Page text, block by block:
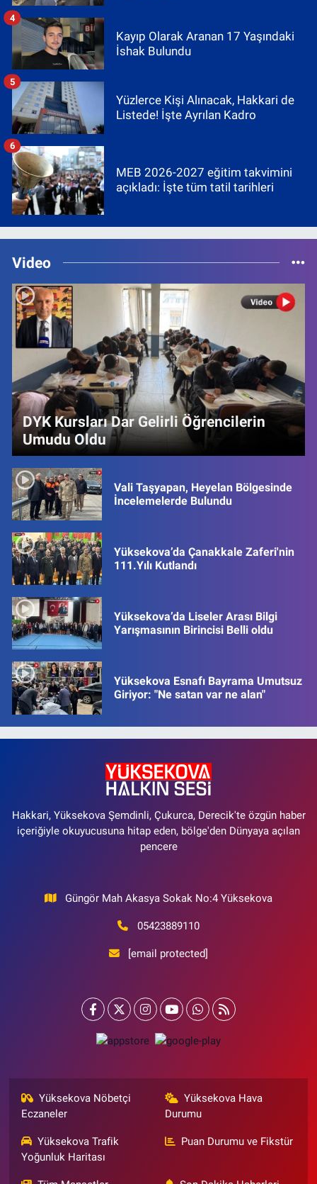
Kayıp Olarak Aranan 17 Yaşındaki
İshak Bulundu
4
Yüzlerce Kişi Alınacak, Hakkari de
Listede! İşte Ayrılan Kadro
5
MEB 2026-2027 eğitim takvimini
açıkladı: İşte tüm tatil tarihleri
6
Video
DYK Kursları Dar Gelirli Öğrencilerin
Umudu Oldu
Vali Taşyapan, Heyelan Bölgesinde
İncelemelerde Bulundu
Yüksekova’da Çanakkale Zaferi'nin
111.Yılı Kutlandı
Yüksekova’da Liseler Arası Bilgi
Yarışmasının Birincisi Belli oldu
Yüksekova Esnafı Bayrama Umutsuz
Giriyor: "Ne satan var ne alan"
Hakkari, Yüksekova Şemdinli, Çukurca, Derecik'te özgün haber
içeriğiyle okuyucusuna hitap eden, bölge'den Dünyaya açılan
pencere
Güngör Mah Akasya Sokak No:4 Yüksekova
05423889110
[email protected]
Yüksekova Nöbetçi
Eczaneler
Yüksekova Hava
Durumu
Yüksekova Trafik
Yoğunluk Haritası
Puan Durumu ve Fikstür